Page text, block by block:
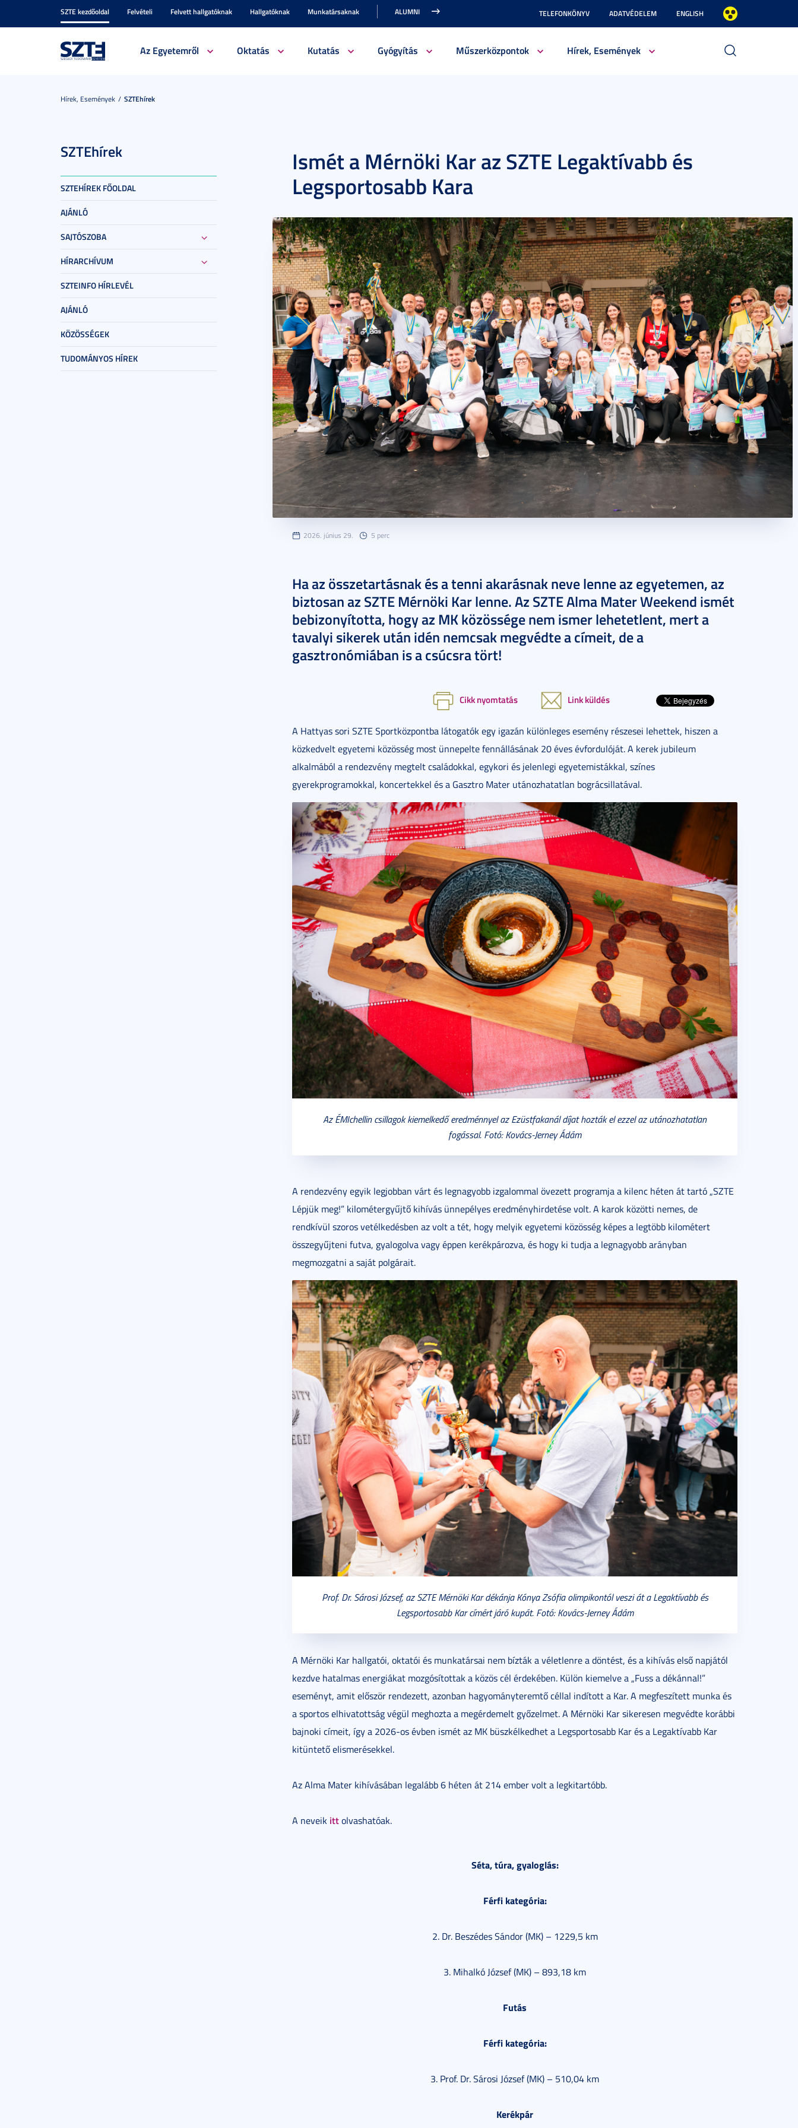
SZTE kezdőoldal Felvételi Felvett hallgatóknak Hallgatóknak Munkatársaknak ALUMNI TELEFONKÖNYV ADATVÉDELEM ENGLISH
Az Egyetemről Oktatás Kutatás Gyógyítás Műszerközpontok Hírek, Események
Hírek, Események SZTEhírek
SZTEhírek
SZTEHÍREK FŐOLDAL
AJÁNLÓ
SAJTÓSZOBA
HÍRARCHÍVUM
SZTEINFO HÍRLEVÉL
AJÁNLÓ
KÖZÖSSÉGEK
TUDOMÁNYOS HÍREK
Ismét a Mérnöki Kar az SZTE Legaktívabb és
Legsportosabb Kara
2026. június 29. 5 perc
Ha az összetartásnak és a tenni akarásnak neve lenne az egyetemen, az
biztosan az SZTE Mérnöki Kar lenne. Az SZTE Alma Mater Weekend ismét
bebizonyította, hogy az MK közössége nem ismer lehetetlent, mert a
tavalyi sikerek után idén nemcsak megvédte a címeit, de a
gasztronómiában is a csúcsra tört!
Cikk nyomtatás Link küldés
A Hattyas sori SZTE Sportközpontba látogatók egy igazán különleges esemény részesei lehettek, hiszen a
közkedvelt egyetemi közösség most ünnepelte fennállásának 20 éves évfordulóját. A kerek jubileum
alkalmából a rendezvény megtelt családokkal, egykori és jelenlegi egyetemistákkal, színes
gyerekprogramokkal, koncertekkel és a Gasztro Mater utánozhatatlan bográcsillatával.
Az ÉMIchellin csillagok kiemelkedő eredménnyel az Ezüstfakanál díjat hozták el ezzel az utánozhatatlan
fogással. Fotó: Kovács-Jerney Ádám
A rendezvény egyik legjobban várt és legnagyobb izgalommal övezett programja a kilenc héten át tartó „SZTE
Lépjük meg!” kilométergyűjtő kihívás ünnepélyes eredményhirdetése volt. A karok közötti nemes, de
rendkívül szoros vetélkedésben az volt a tét, hogy melyik egyetemi közösség képes a legtöbb kilométert
összegyűjteni futva, gyalogolva vagy éppen kerékpározva, és hogy ki tudja a legnagyobb arányban
megmozgatni a saját polgárait.
Prof. Dr. Sárosi József, az SZTE Mérnöki Kar dékánja Kónya Zsófia olimpikontól veszi át a Legaktívabb és
Legsportosabb Kar címért járó kupát. Fotó: Kovács-Jerney Ádám
A Mérnöki Kar hallgatói, oktatói és munkatársai nem bízták a véletlenre a döntést, és a kihívás első napjától
kezdve hatalmas energiákat mozgósítottak a közös cél érdekében. Külön kiemelve a „Fuss a dékánnal!”
eseményt, amit először rendezett, azonban hagyományteremtő céllal indított a Kar. A megfeszített munka és
a sportos elhivatottság végül meghozta a megérdemelt győzelmet. A Mérnöki Kar sikeresen megvédte korábbi
bajnoki címeit, így a 2026-os évben ismét az MK büszkélkedhet a Legsportosabb Kar és a Legaktívabb Kar
kitüntető elismerésekkel.
Az Alma Mater kihívásában legalább 6 héten át 214 ember volt a legkitartóbb.
A neveik ittolvashatóak.
Séta, túra, gyaloglás:
Férfi kategória:
2. Dr. Beszédes Sándor (MK) – 1229,5 km
3. Mihalkó József (MK) – 893,18 km
Futás
Férfi kategória:
3. Prof. Dr. Sárosi József (MK) – 510,04 km
Kerékpár